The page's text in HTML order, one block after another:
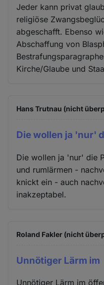
Jeder kann privat
religiöse
abgeschafft. Ebenso
Abschaffung von
Kirche/Glaube und
Hans Trutnau (nicht
Die wollen ja 'nur'
Die wollen ja 'nur' die
und rumlärmen -
knickt ein - auch
inakzeptabel.
Roland Fakler (nicht
Unnötiger Lärm im
Unnötiger Lärm im